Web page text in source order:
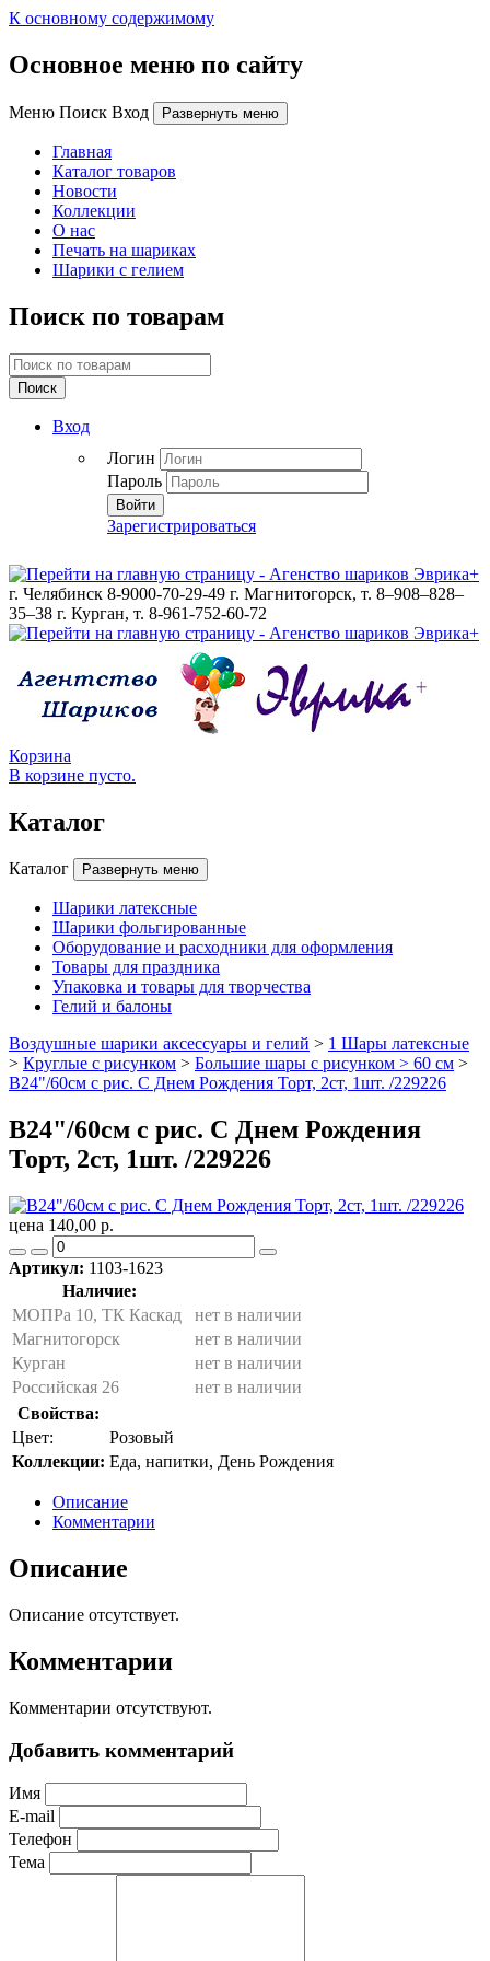
К основному содержимому
Основное меню по сайту
Меню Поиск Вход Развернуть меню
Главная
Каталог товаров
Новости
Коллекции
О нас
Печать на шариках
Шарики с гелием
Поиск по товарам
Поиск
Вход
Логин
Пароль
Войти
Зарегистрироваться
г. Челябинск 8-9000-70-29-49 г. Магнитогорск, т. 8–908–828–
35–38 г. Курган, т. 8-961-752-60-72
Корзина
В корзине пусто.
Каталог
Каталог Развернуть меню
Шарики латексные
Шарики фольгированные
Оборудование и расходники для оформления
Товары для праздника
Упаковка и товары для творчества
Гелий и балоны
Воздушные шарики аксессуары и гелий > 1 Шары латексные
> Круглые с рисунком > Большие шары с рисунком > 60 см >
B24"/60см с рис. С Днем Рождения Торт, 2ст, 1шт. /229226
B24"/60см с рис. С Днем Рождения
Торт, 2ст, 1шт. /229226
цена 140,00 р.
Артикул: 1103-1623
Наличие:
МОПРа 10, ТК Каскад
нет в наличии
Магнитогорск
нет в наличии
Курган
нет в наличии
Российская 26
нет в наличии
Свойства:
Цвет:
Розовый
Коллекции: Еда, напитки, День Рождения
Описание
Комментарии
Описание
Описание отсутствует.
Комментарии
Комментарии отсутствуют.
Добавить комментарий
Имя
E-mail
Телефон
Тема